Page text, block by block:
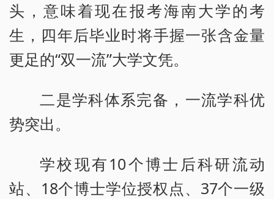
头，意味着现在报考海南大学的考
生，四年后毕业时将手握一张含金量
更足的“双一流”大学文凭。
二是学科体系完备，一流学科优
势突出。
学校现有10个博士后科研流动
站、18个博士学位授权点、37个一级